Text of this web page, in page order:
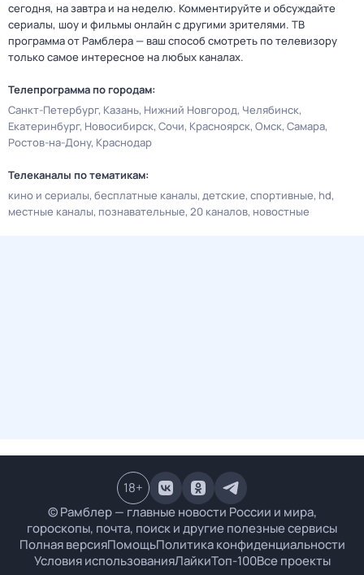
сегодня, на завтра и на неделю. Комментируйте и обсуждайте
сериалы, шоу и фильмы онлайн с другими зрителями. ТВ
программа от Рамблера — ваш способ смотреть по телевизору
только самое интересное на любых каналах.
Телепрограмма по городам:
Санкт-Петербург Казань Нижний Новгород Челябинск
Екатеринбург Новосибирск Сочи Красноярск Омск Самара
Ростов-на-Дону Краснодар
Телеканалы по тематикам:
кино и сериалы бесплатные каналы детские спортивные hd
местные каналы познавательные 20 каналов новостные
© Рамблер — главные новости России и мира,
гороскопы, почта, поиск и другие полезные сервисы
Полная версияПомощьПолитика конфиденциальности
Условия использованияЛайкиТоп-100Все проекты
18+